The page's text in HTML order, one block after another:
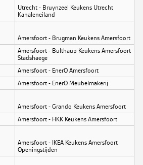
Utrecht - Bruynzeel Keukens Utrecht
Kanaleneiland
Amersfoort - Brugman Keukens Amersfoort
Amersfoort - Bulthaup Keukens Amersfoort
Stadshaege
Amersfoort - EnerO Amersfoort
Amersfoort - EnerO Meubelmakerij
Amersfoort - Grando Keukens Amersfoort
Amersfoort - HKK Keukens Amersfoort
Amersfoort - IKEA Keukens Amersfoort
Openingstijden